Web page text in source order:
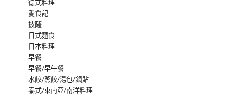
德式料理
愛食記
披薩
日式麵食
日本料理
早餐
早餐/早午餐
水餃/蒸餃/湯包/鍋貼
泰式/東南亞/南洋料理